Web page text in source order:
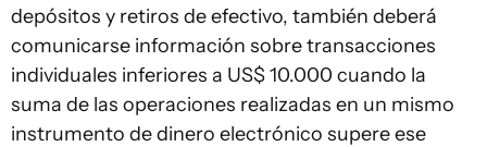
depósitos y retiros de efectivo, también deberá
comunicarse información sobre transacciones
individuales inferiores a US$ 10.000 cuando la
suma de las operaciones realizadas en un mismo
instrumento de dinero electrónico supere ese